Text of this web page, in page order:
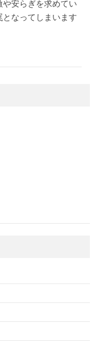
や安らぎを求めてい
なってしまいます